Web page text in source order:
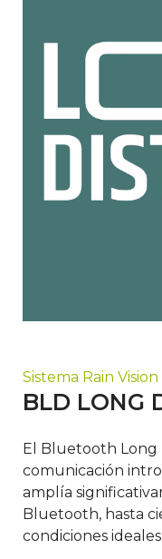
Sistema Rain Vision
BLD LONG
El Bluetooth Long
comunicación
amplía
Bluetooth, hasta
condiciones ideales.